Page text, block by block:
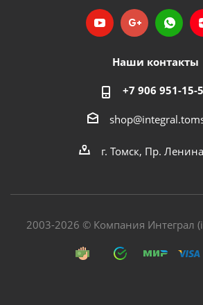
Наши контакты
+7 906 951-15-
г. Томск, Пр.
2003-2026 © Компания Интеграл